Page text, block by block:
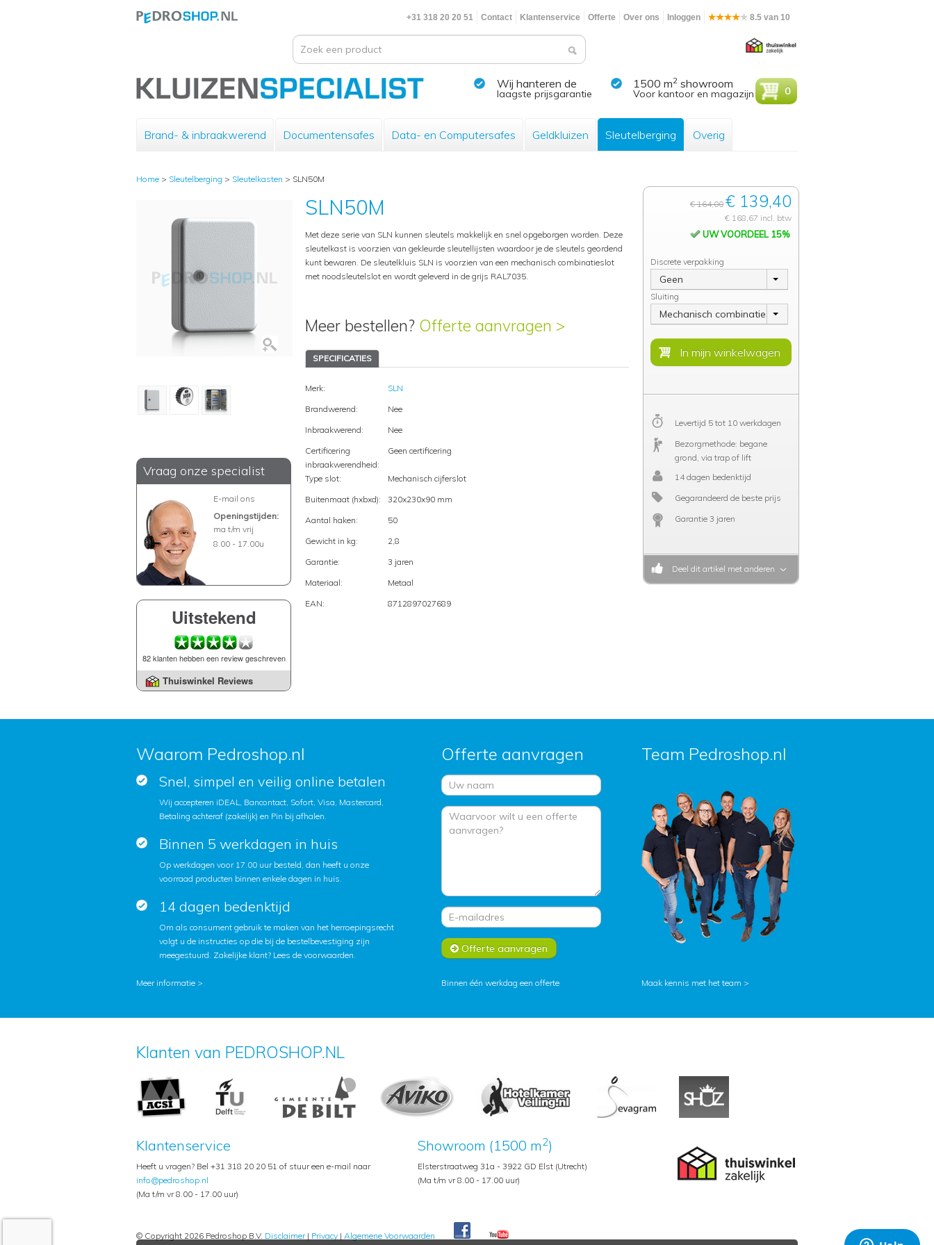
+31 318 20 20 51 Contact Klantenservice Offerte Over ons Inloggen 8.5 van 10
Wij hanteren de
laagste prijsgarantie
1500 m2 showroom
Voor kantoor en magazijn 0
Brand- & inbraakwerend Documentensafes Data- en Computersafes Geldkluizen Sleutelberging Overig
Home > Sleutelberging > Sleutelkasten > SLN50M
Vraag onze specialist
E-mail ons
Openingstijden:
ma t/m vrij
8.00 - 17.00u
Uitstekend
82 klanten hebben een review geschreven
Thuiswinkel Reviews
SLN50M
Met deze serie van SLN kunnen sleutels makkelijk en snel opgeborgen worden. Deze
sleutelkast is voorzien van gekleurde sleutellijsten waardoor je de sleutels geordend
kunt bewaren. De sleutelkluis SLN is voorzien van een mechanisch combinatieslot
met noodsleutelslot en wordt geleverd in de grijs RAL7035.
Meer bestellen? Offerte aanvragen >
SPECIFICATIES
Merk:
SLN
Brandwerend:
Nee
Inbraakwerend:
Nee
Certificering
inbraakwerendheid:
Geen certificering
Type slot:
Mechanisch cijferslot
Buitenmaat (hxbxd):
320x230x90 mm
Aantal haken:
50
Gewicht in kg:
2,8
Garantie:
3 jaren
Materiaal:
Metaal
EAN:
8712897027689
€ 164,00 € 139,40
€ 168,67 incl. btw
UW VOORDEEL 15%
Discrete verpakking
Geen
Sluiting
Mechanisch combinatieslot
Levertijd 5 tot 10 werkdagen
Bezorgmethode: begane
grond, via trap of lift
14 dagen bedenktijd
Gegarandeerd de beste prijs
Garantie 3 jaren
Deel dit artikel met anderen
Waarom Pedroshop.nl
Snel, simpel en veilig online betalen
Wij accepteren iDEAL, Bancontact, Sofort, Visa, Mastercard,
Betaling achteraf (zakelijk) en Pin bij afhalen.
Binnen 5 werkdagen in huis
Op werkdagen voor 17.00 uur besteld, dan heeft u onze
voorraad producten binnen enkele dagen in huis.
14 dagen bedenktijd
Om als consument gebruik te maken van het herroepingsrecht
volgt u de instructies op die bij de bestelbevestiging zijn
meegestuurd. Zakelijke klant? Lees de voorwaarden.
Offerte aanvragen
Offerte aanvragen
Team Pedroshop.nl
Meer informatie > Binnen één werkdag een offerte Maak kennis met het team >
Klanten van PEDROSHOP.NL
Klantenservice
Heeft u vragen? Bel +31 318 20 20 51 of stuur een e-mail naar
info@pedroshop.nl
(Ma t/m vr 8.00 - 17.00 uur)
Showroom (1500 m2)
Elsterstraatweg 31a - 3922 GD Elst (Utrecht)
(Ma t/m vr 8.00 - 17.00 uur)
© Copyright 2026 Pedroshop B.V. Disclaimer| Privacy | Algemene Voorwaarden
Pedroshop